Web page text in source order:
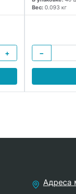
+
Вес: 0.093 кг
−
Адреса